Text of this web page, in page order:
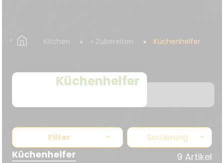
Kitchen Zubereiten Küchenhelfer
Küchenhelfer
Filter Sortierung
Küchenhelfer 9 Artikel